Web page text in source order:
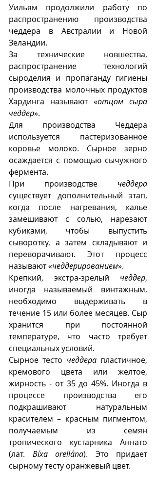
Уильям продолжили работу по
распространению производства
чеддера в Австралии и Новой
Зеландии.
За технические новшества,
распространение технологий
сыроделия и пропаганду гигиены
производства молочных продуктов
Хардинга называют «отцом сыра
чеддер».
Для производства Чеддера
используется пастеризованное
коровье молоко. Сырное зерно
осаждается с помощью сычужного
фермента.
При производстве чеддера
существует дополнительный этап,
когда после нагревания, калье
замешивают с солью, нарезают
кубиками, чтобы выпустить
сыворотку, а затем складывают и
переворачивают. Этот процесс
называют «чеддерированием».
Крепкий, экстра-зрелый чеддер,
иногда называемый винтажным,
необходимо выдерживать в
течение 15 или более месяцев. Сыр
хранится при постоянной
температуре, что часто требует
специальных условий.
Сырное тесто чеддера пластичное,
кремового цвета или желтое,
жирность - от 35 до 45%. Иногда в
процессе производства его
подкрашивают натуральным
красителем – красным пигментом,
получаемым из семян
тропического кустарника Аннато
(лат. Bíxa orellána). Это придает
сырному тесту оранжевый цвет.